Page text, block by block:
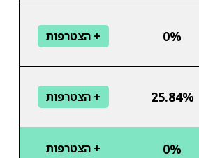
0% + הצטרפות
25.84% + הצטרפות
0% + הצטרפות